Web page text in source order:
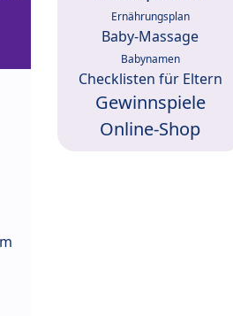
Ernährungsplan
Baby-Massage
Babynamen
Checklisten für Eltern
Gewinnspiele
Online-Shop